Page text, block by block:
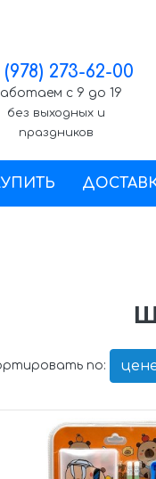
(978) 273-62-00
с 9 до 19
без выходных и
праздников
по: